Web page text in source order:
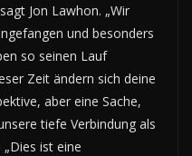
Jon Lawhon. „Wir
und besonders
so seinen Lauf
Zeit ändern sich deine
aber eine Sache,
tiefe Verbindung als
ist eine